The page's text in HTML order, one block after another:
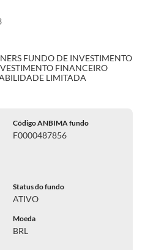
FUNDO DE INVESTIMENTO
FINANCEIRO
LIMITADA
Código ANBIMA fundo
F0000487856
Status do fundo
ATIVO
Moeda
BRL